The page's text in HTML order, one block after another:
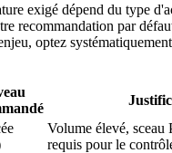
exigé dépend du type
recommandation par
optez
Volume élevé, sceau
requis pour le